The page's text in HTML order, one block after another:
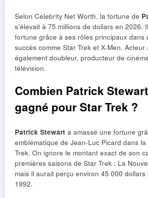
Selon Celebrity Net Worth, la fortune de
s’élevait à 75 millions de dollars en 2026.
fortune grâce à ses rôles principaux dans
succès comme Star Trek et X-Men. Acteur
également doubleur, producteur de
télévision.
Combien Patrick
gagné pour Star Trek ?
Patrick Stewart a amassé une fortune
emblématique de Jean-Luc Picard dans
Trek. On ignore le montant exact de son
premières saisons de Star Trek : La
mais il aurait perçu environ 45 000
1992.